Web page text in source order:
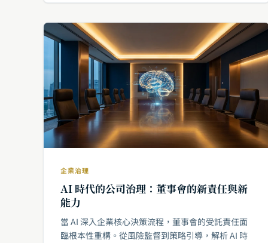
企業治理
AI 時代的公司治理：董事會的新責任與新
能力
當 AI 深入企業核心決策流程，董事會的受託責任面
臨根本性重構。從風險監督到策略引導，解析 AI 時